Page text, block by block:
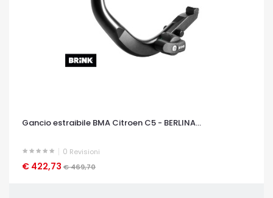
Gancio estraibile BMA Citroen C5 - BERLINA...
0 Revisioni
€ 422,73 € 469,70
OCCHIATA VELOCE